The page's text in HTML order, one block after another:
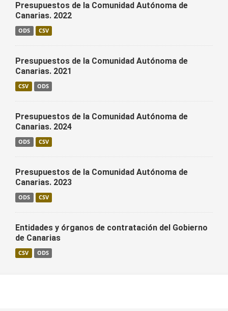
Presupuestos de la Comunidad Autónoma de
Canarias. 2022
ODS CSV
Presupuestos de la Comunidad Autónoma de
Canarias. 2021
CSV ODS
Presupuestos de la Comunidad Autónoma de
Canarias. 2024
ODS CSV
Presupuestos de la Comunidad Autónoma de
Canarias. 2023
ODS CSV
Entidades y órganos de contratación del Gobierno
de Canarias
CSV ODS